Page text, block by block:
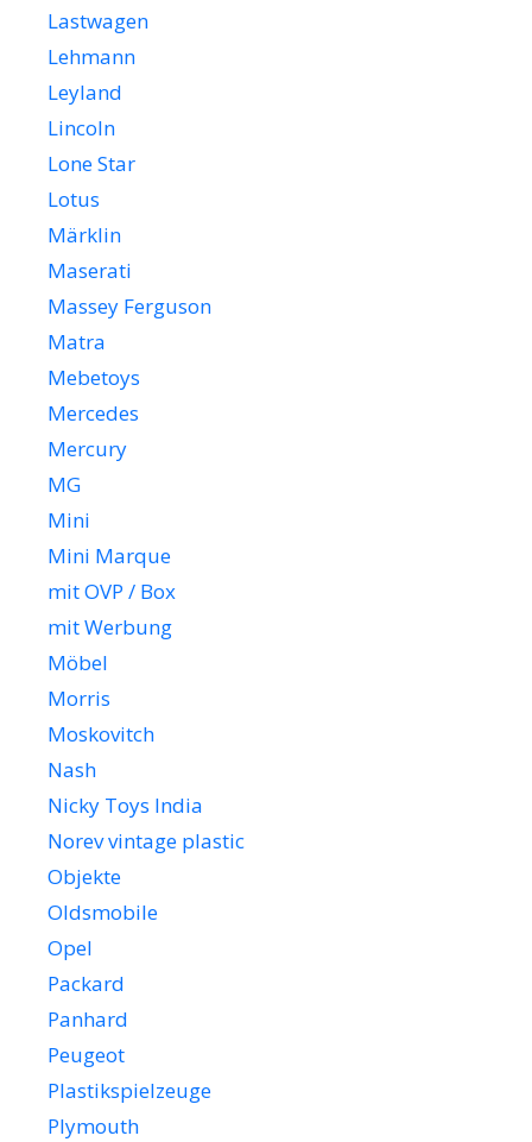
Lastwagen
Lehmann
Leyland
Lincoln
Lone Star
Lotus
Märklin
Maserati
Massey Ferguson
Matra
Mebetoys
Mercedes
Mercury
MG
Mini
Mini Marque
mit OVP / Box
mit Werbung
Möbel
Morris
Moskovitch
Nash
Nicky Toys India
Norev vintage plastic
Objekte
Oldsmobile
Opel
Packard
Panhard
Peugeot
Plastikspielzeuge
Plymouth